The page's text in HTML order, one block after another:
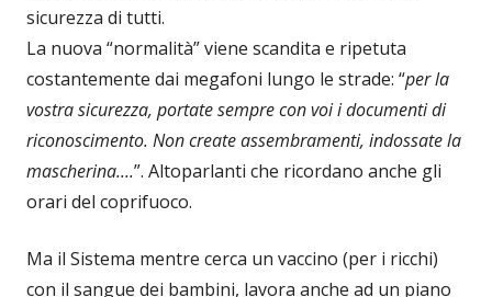
sicurezza di tutti.
La nuova “normalità” viene scandita e ripetuta
costantemente dai megafoni lungo le strade: “per la
vostra sicurezza, portate sempre con voi i documenti di
riconoscimento. Non create assembramenti, indossate la
mascherina....”. Altoparlanti che ricordano anche gli
orari del coprifuoco.
Ma il Sistema mentre cerca un vaccino (per i ricchi)
con il sangue dei bambini, lavora anche ad un piano